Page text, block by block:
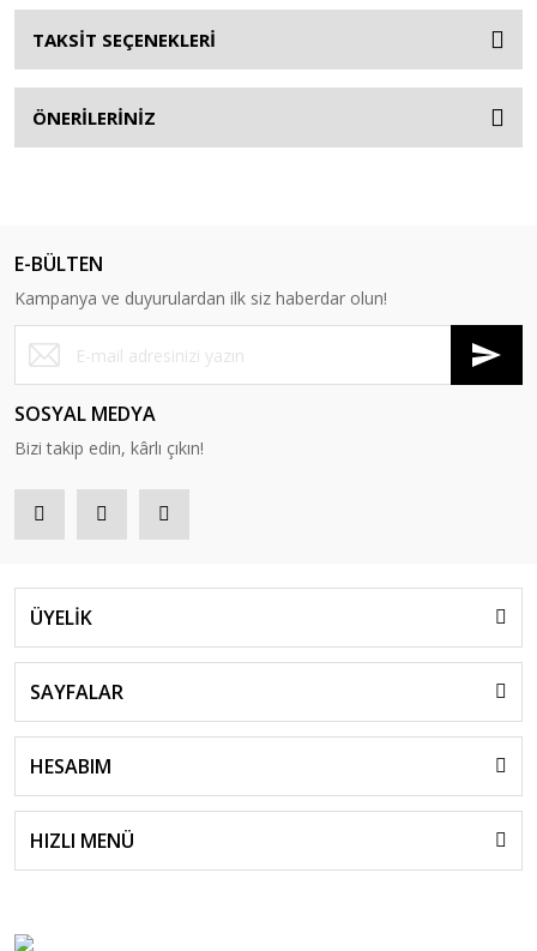
TAKSİT SEÇENEKLERİ
ÖNERİLERİNİZ
E-BÜLTEN
Kampanya ve duyurulardan ilk siz haberdar olun!
SOSYAL MEDYA
Bizi takip edin, kârlı çıkın!
ÜYELİK
SAYFALAR
HESABIM
HIZLI MENÜ